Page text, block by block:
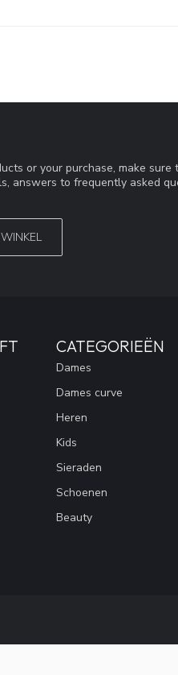
or your purchase, make sure
answers to frequently asked
CATEGORIEËN
Dames
Dames curve
Heren
Kids
Sieraden
Schoenen
Beauty